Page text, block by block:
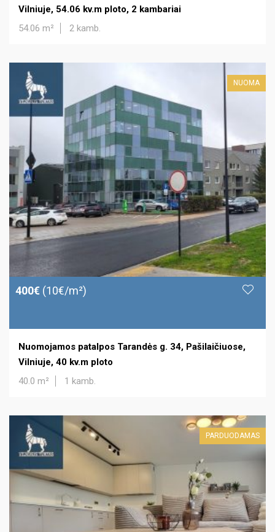
Vilniuje, 54.06 kv.m ploto, 2 kambariai
54.06 m²
2 kamb.
NUOMA
400€ (10€/m²)
Nuomojamos patalpos Tarandės g. 34, Pašilaičiuose,
Vilniuje, 40 kv.m ploto
40.0 m²
1 kamb.
PARDUODAMAS